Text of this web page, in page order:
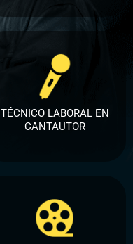
TÉCNICO LABORAL EN
CANTAUTOR